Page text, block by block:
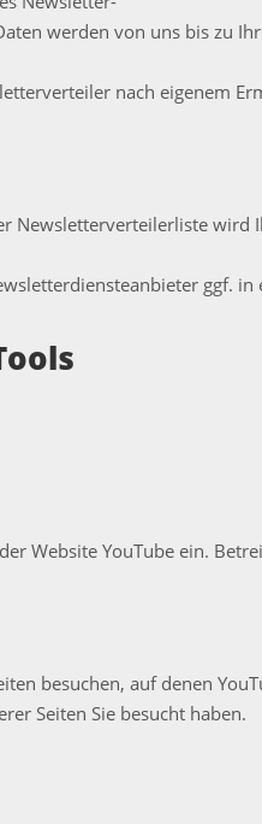
werden von uns bis zu
nach eigenem
Newsletterverteilerliste wird
ggf.
Website YouTube ein.
besuchen, auf denen
Seiten Sie besucht haben.